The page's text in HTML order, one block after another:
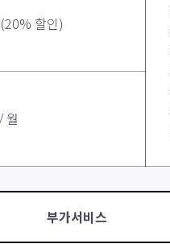
할인)
월
부가서비스